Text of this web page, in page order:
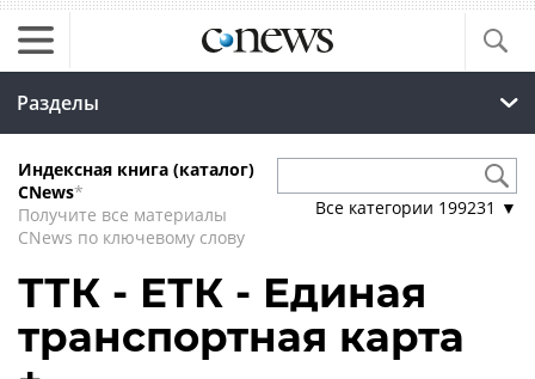
Разделы
Индексная книга (каталог)
CNews*
Получите все материалы
CNews по ключевому слову
Все категории 199231 ▼
ТТК - ЕТК - Единая
транспортная карта